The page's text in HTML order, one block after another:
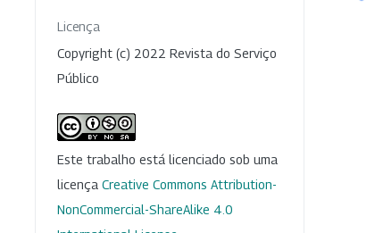
Licença
Copyright (c) 2022 Revista do Serviço
Público
Este trabalho está licenciado sob uma
licença Creative Commons Attribution-
NonCommercial-ShareAlike 4.0